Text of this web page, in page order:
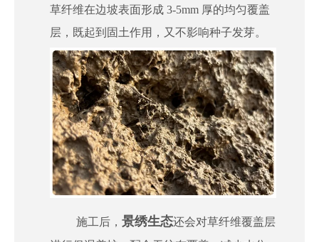
草纤维在边坡表面形成 3-5mm 厚的均匀覆盖
层，既起到固土作用，又不影响种子发芽。
施工后，景绣生态还会对草纤维覆盖层